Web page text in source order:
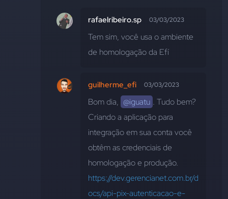
rafaelribeiro.sp 03/03/2023
Tem sim, você usa o ambiente
de homologação da Efí
guilherme_efi 03/03/2023
Bom dia, @iguatu . Tudo bem?
Criando a aplicação para
integração em sua conta você
obtêm as credenciais de
homologação e produção.
https://dev.gerencianet.com.br/d
ocs/api-pix-autenticacao-e-